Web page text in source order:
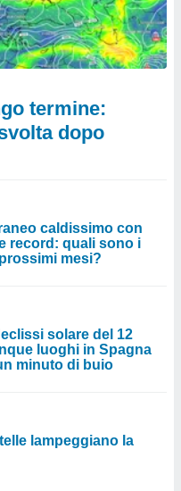
termine:
dopo
caldissimo con
record: quali sono i
mesi?
solare del 12
luoghi in Spagna
minuto di buio
lampeggiano la